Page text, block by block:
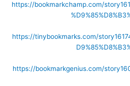
https://bookmarkchamp.com/
https://tinybookmarks.com/
https://bookmarkgenius.com/